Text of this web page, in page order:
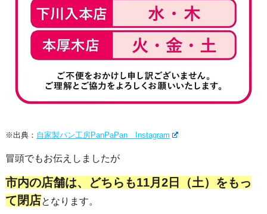
※出典： 自家製パン工房PanPaPan Instagram
冒頭でもお伝えしましたが
市内の店舗は、どちらも11月2日（土）をもっ
て閉店となります。